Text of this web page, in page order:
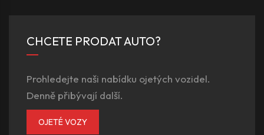
CHCETE PRODAT AUTO?
Prohledejte naši nabídku ojetých vozidel.
Denně přibývají další.
OJETÉ VOZY